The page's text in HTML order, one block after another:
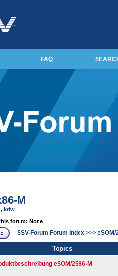
FAQ
M
, kdw
forum: None
SSV-Forum Forum Index >>> eSOM/
Topics
eSOM/2586-M